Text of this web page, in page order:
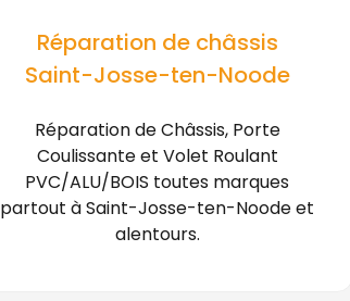
Réparation de châssis
Saint-Josse-ten-Noode
Réparation de Châssis, Porte
Coulissante et Volet Roulant
PVC/ALU/BOIS toutes marques
partout à Saint-Josse-ten-Noode et
alentours.